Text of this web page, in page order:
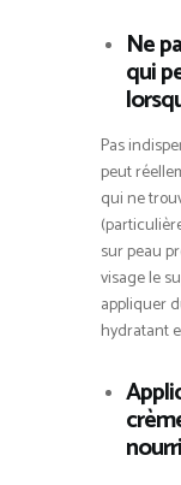
Ne
qui
Pas
peut
qui ne
sur peau
visage le
appliquer
hydratant